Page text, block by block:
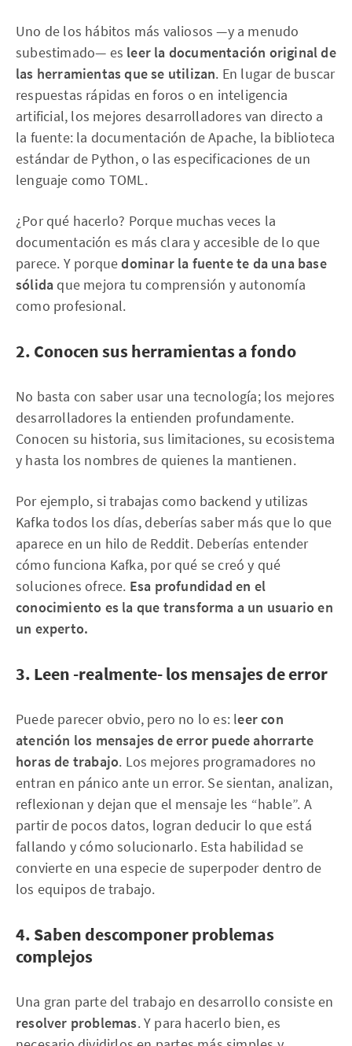
Uno de los hábitos más valiosos —y a menudo
subestimado— es leer la documentación original de
las herramientas que se utilizan. En lugar de buscar
respuestas rápidas en foros o en inteligencia
artificial, los mejores desarrolladores van directo a
la fuente: la documentación de Apache, la biblioteca
estándar de Python, o las especificaciones de un
lenguaje como TOML.
¿Por qué hacerlo? Porque muchas veces la
documentación es más clara y accesible de lo que
parece. Y porquedominar la fuente te da una base
sólida que mejora tu comprensión y autonomía
como profesional.
2. Conocen sus herramientas a fondo
No basta con saber usar una tecnología; los mejores
desarrolladores la entienden profundamente.
Conocen su historia, sus limitaciones, su ecosistema
y hasta los nombres de quienes la mantienen.
Por ejemplo, si trabajas como backend y utilizas
Kafka todos los días, deberías saber más que lo que
aparece en un hilo de Reddit. Deberías entender
cómo funciona Kafka, por qué se creó y qué
soluciones ofrece. Esa profundidad en el
conocimiento es la que transforma a un usuario en
un experto.
3. Leen -realmente- los mensajes de error
Puede parecer obvio, pero no lo es: leer con
atención los mensajes de error puede ahorrarte
horas de trabajo. Los mejores programadores no
entran en pánico ante un error. Se sientan, analizan,
reflexionan y dejan que el mensaje les “hable”. A
partir de pocos datos, logran deducir lo que está
fallando y cómo solucionarlo. Esta habilidad se
convierte en una especie de superpoder dentro de
los equipos de trabajo.
4. Saben descomponer problemas
complejos
Una gran parte del trabajo en desarrollo consiste en
resolver problemas. Y para hacerlo bien, es